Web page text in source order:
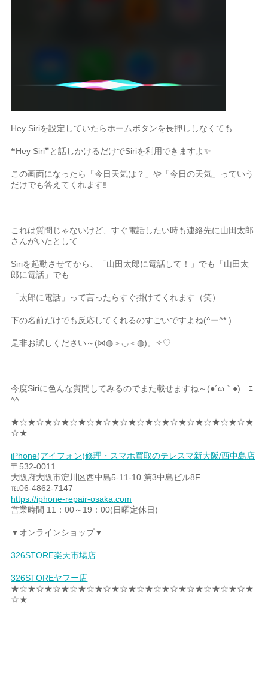
Hey Siriを設定していたらホームボタンを長押ししなくても
❝Hey Siri❞と話しかけるだけでSiriを利用できますよ✨
この画面になったら「今日天気は？」や「今日の天気」っていう
だけでも答えてくれます‼
これは質問じゃないけど、すぐ電話したい時も連絡先に山田太郎
さんがいたとして
Siriを起動させてから、「山田太郎に電話して！」でも「山田太
郎に電話」でも
「太郎に電話」って言ったらすぐ掛けてくれます（笑）
下の名前だけでも反応してくれるのすごいですよね(^ー^* )
是非お試しください～(⋈◍＞◡＜◍)。✧♡
今度Siriに色んな質問してみるのでまた載せますね～(●´ω｀●)ゞｴ
ﾍﾍ
★☆★☆★☆★☆★☆★☆★☆★☆★☆★☆★☆★☆★☆★☆★
☆★
iPhone(アイフォン)修理・スマホ買取のテレスマ新大阪/西中島店
〒532-0011
大阪府大阪市淀川区西中島5-11-10 第3中島ビル8F
℡06-4862-7147
https://iphone-repair-osaka.com
営業時間 11：00～19：00(日曜定休日)
▼オンラインショップ▼
326STORE楽天市場店
326STOREヤフー店
★☆★☆★☆★☆★☆★☆★☆★☆★☆★☆★☆★☆★☆★☆★
☆★